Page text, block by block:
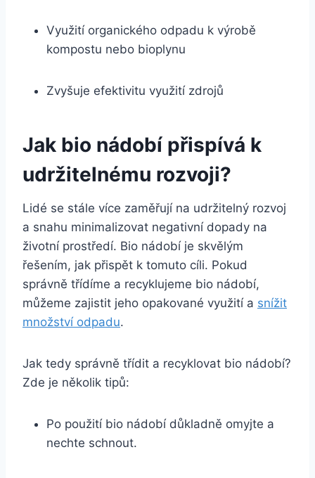
Využití organického odpadu k výrobě
kompostu nebo​ bioplynu
Zvyšuje efektivitu ⁤využití zdrojů
Jak bio nádobí přispívá k‌
udržitelnému rozvoji?
Lidé se stále více zaměřují na udržitelný rozvoj
‌a snahu minimalizovat ​negativní dopady na
životní prostředí. Bio nádobí je skvělým
řešením, jak⁣ přispět k‍ tomuto cíli. Pokud
správně třídíme ⁤a recyklujeme bio nádobí,
můžeme zajistit jeho opakované ⁤využití a snížit
množství odpadu.
Jak tedy správně třídit‍ a recyklovat ​bio nádobí?
⁣Zde je několik tipů:
Po​ použití bio nádobí důkladně‍ omyjte a
‍nechte schnout.